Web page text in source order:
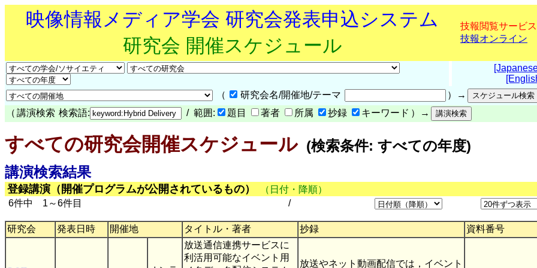
映像情報メディア学会 研究会発表申込システム
研究会 開催スケジュール
技報閲覧サービス
技報オンライン
（
研究会名/開催地/テーマ
）→
（ 講演検索 検索語: / 範囲: 題目 著者 所属 抄録 キーワード ）→
すべての研究会開催スケジュール(検索条件: すべての年度)
講演検索結果
登録講演（開催プログラムが公開されているもの）
（日付・降順）
6件中 1～6件目
/
研究会 発表日時 開催地 タイトル・著者 抄録 資料番号
放送通信連携サービスに
利活用可能なイベント用
放送やネット動画配信では，イベント